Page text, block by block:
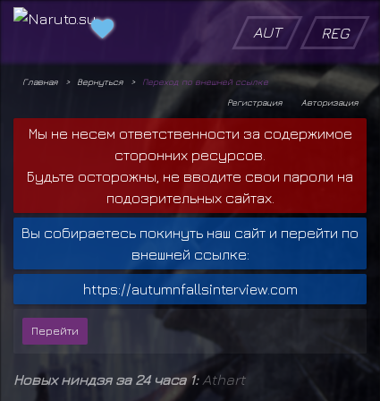
AUT REG
Главная Вернуться
Переход по внешней ссылке
Авторизация
Регистрация
Мы не несем ответственности за содержимое
сторонних ресурсов.
Будьте осторожны, не вводите свои пароли на
подозрительных сайтах.
Вы собираетесь покинуть наш сайт и перейти по
внешней ссылке:
https://autumnfallsinterview.com
Новых ниндзя за 24 часа 1: Athart